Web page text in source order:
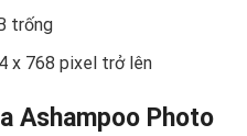
trống
x 768 pixel trở lên
Ashampoo Photo